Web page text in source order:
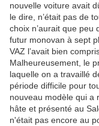
nouvelle voiture avait
le dire, n’était pas de
choix n’aurait que peu
futur monovan à sept
VAZ l’avait bien
Malheureusement, le
laquelle on a travaillé
période difficile pour
nouveau modèle qui a
hâte et présenté au
n'était pas encore au